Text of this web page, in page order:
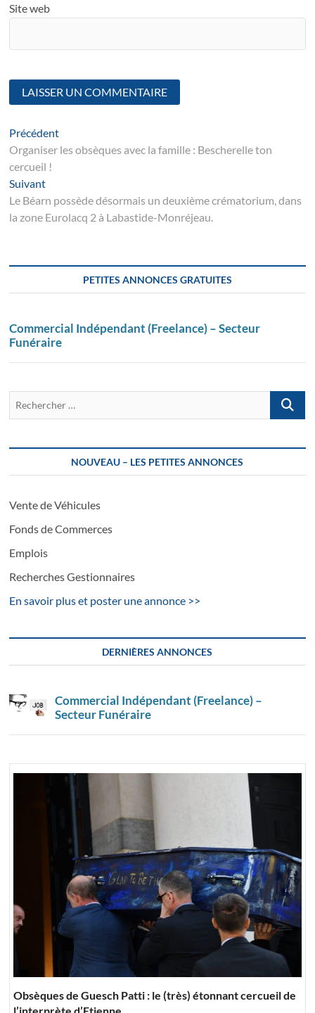
Site web
Navigation
de
l’article
PrécédentArticle
suivant
Organiser les obsèques avec la famille : Bescherelle ton
cercueil !
SuivantSuivant
post:
Le Béarn possède désormais un deuxième crématorium, dans
la zone Eurolacq 2 à Labastide-Monréjeau.
PETITES ANNONCES GRATUITES
Commercial Indépendant (Freelance) – Secteur
Funéraire
NOUVEAU – LES PETITES ANNONCES
Vente de Véhicules
Fonds de Commerces
Emplois
Recherches Gestionnaires
En savoir plus et poster une annonce >>
DERNIÈRES ANNONCES
Commercial Indépendant (Freelance) –
Secteur Funéraire
Obsèques de Guesch Patti : le (très) étonnant cercueil de
l’interprète d’Etienne